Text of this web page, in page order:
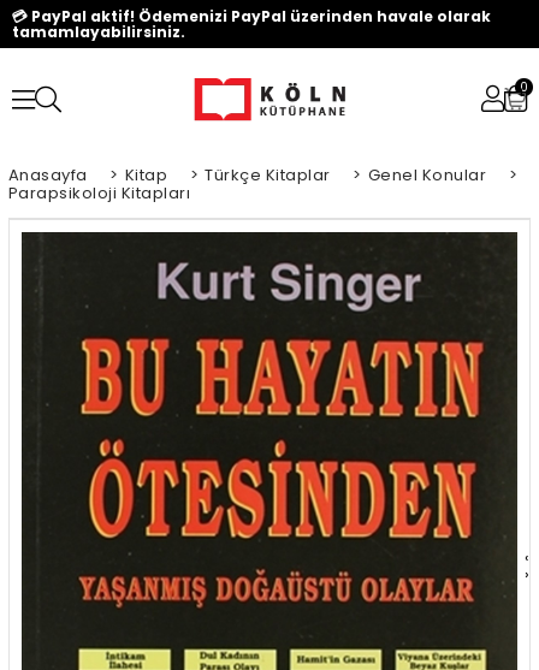
💳 PayPal aktif! Ödemenizi PayPal üzerinden havale olarak
tamamlayabilirsiniz.
0
Anasayfa > Kitap > Türkçe Kitaplar > Genel Konular >
Parapsikoloji Kitapları
‹
›